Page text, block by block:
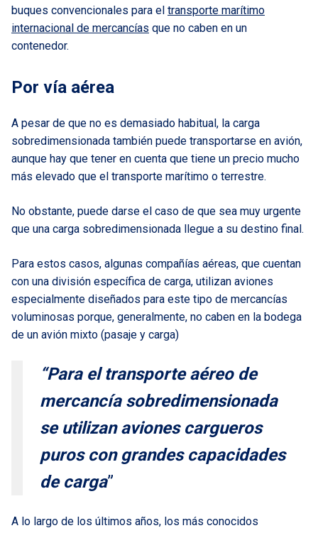
buques convencionales para el transporte marítimo
internacional de mercancías que no caben en un
contenedor.
Por vía aérea
A pesar de que no es demasiado habitual, la carga
sobredimensionada también puede transportarse en avión,
aunque hay que tener en cuenta que tiene un precio mucho
más elevado que el transporte marítimo o terrestre.
No obstante, puede darse el caso de que sea muy urgente
que una carga sobredimensionada llegue a su destino final.
Para estos casos, algunas compañías aéreas, que cuentan
con una división específica de carga, utilizan aviones
especialmente diseñados para este tipo de mercancías
voluminosas porque, generalmente, no caben en la bodega
de un avión mixto (pasaje y carga)
“Para el transporte aéreo de
mercancía sobredimensionada
se utilizan aviones cargueros
puros con grandes capacidades
de carga”
A lo largo de los últimos años, los más conocidos